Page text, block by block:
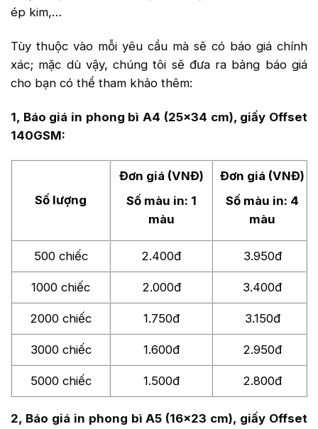
ép kim,…
Tùy thuộc vào mỗi yêu cầu mà sẽ có báo giá chính
xác; mặc dù vậy, chúng tôi sẽ đưa ra bảng báo giá
cho bạn có thể tham khảo thêm:
1, Báo giá in phong bì A4 (25×34 cm), giấy Offset
140GSM:
Số lượng
Đơn giá (VNĐ)
Số màu in: 1
màu
Đơn giá (VNĐ)
Số màu in: 4
màu
500 chiếc 2.400đ 3.950đ
1000 chiếc 2.000đ 3.400đ
2000 chiếc 1.750đ 3.150đ
3000 chiếc 1.600đ 2.950đ
5000 chiếc 1.500đ 2.800đ
2, Báo giá in phong bì A5 (16×23 cm), giấy Offset